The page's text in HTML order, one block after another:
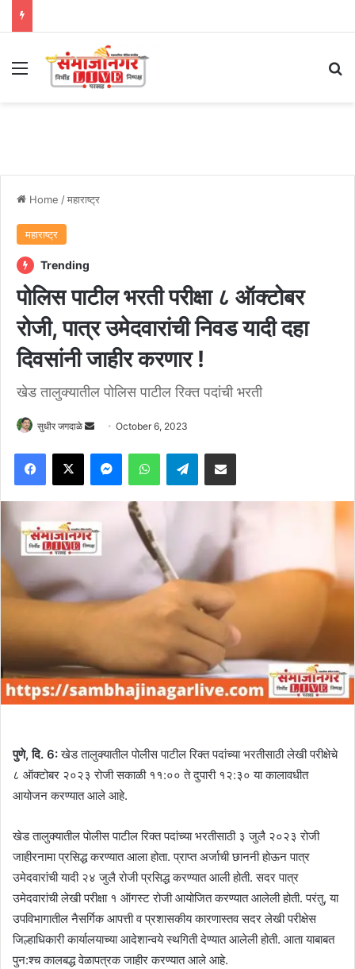
Menu
Home /महाराष्ट्र
महाराष्ट्र
Trending
पोलिस पाटील भरती परीक्षा ८ ऑक्टोबर
रोजी, पात्र उमेदवारांची निवड यादी दहा
दिवसांनी जाहीर करणार !
खेड तालुक्यातील पोलिस पाटील रिक्त पदांची भरती
सुधीर जगदाळे
Send
email
October 6, 2023
Facebook
X MessengerWhatsAppTelegramShare via Email
पुणे, दि. 6:खेड तालुक्यातील पोलीस पाटील रिक्त पदांच्या भरतीसाठी लेखी परीक्षेचे
८ ऑक्टोबर २०२३ रोजी सकाळी ११:०० ते दुपारी १२:३० या कालावधीत
आयोजन करण्यात आले आहे.
खेड तालुक्यातील पोलीस पाटील रिक्त पदांच्या भरतीसाठी ३ जुलै २०२३ रोजी
जाहीरनामा प्रसिद्ध करण्यात आला होता. प्राप्त अर्जाची छाननी होऊन पात्र
उमेदवारांची यादी २४ जुलै रोजी प्रसिद्ध करण्यात आली होती. सदर पात्र
उमेदवारांची लेखी परीक्षा १ ऑगस्ट रोजी आयोजित करण्यात आलेली होती. परंतु, या
उपविभागातील नैसर्गिक आपत्ती व प्रशासकीय कारणास्तव सदर लेखी परीक्षेस
जिल्हाधिकारी कार्यालयाच्या आदेशान्वये स्थगिती देण्यात आलेली होती. आता याबाबत
पुन:श्च कालबद्ध वेळापत्रक जाहीर करण्यात आले आहे.